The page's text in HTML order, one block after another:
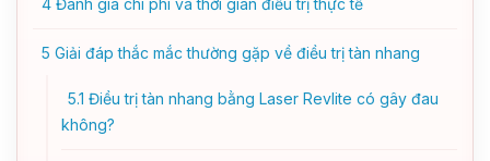
4 Đánh giá chi phí và thời gian điều trị thực tế
5 Giải đáp thắc mắc thường gặp về điều trị tàn nhang
5.1 Điều trị tàn nhang bằng Laser Revlite có gây đau
không?